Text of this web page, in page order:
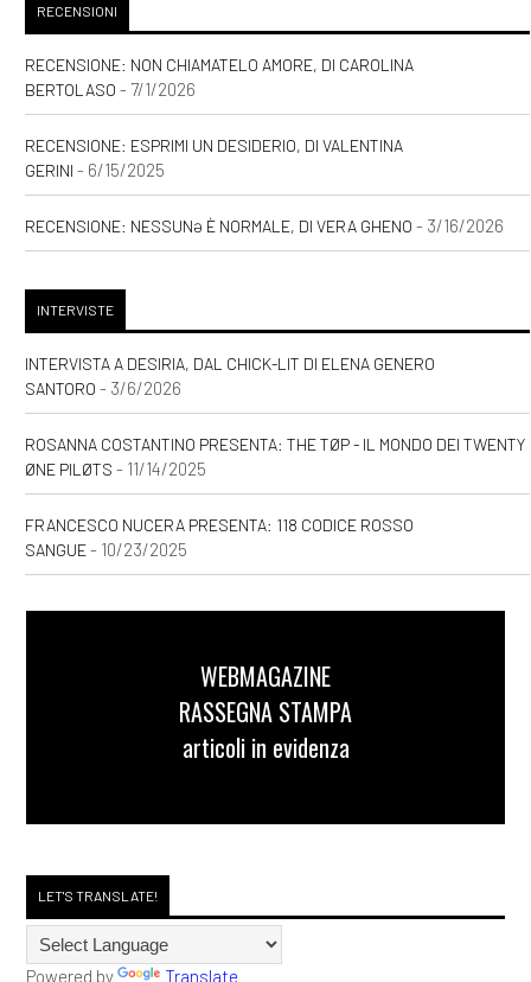
RECENSIONI
RECENSIONE: NON CHIAMATELO AMORE, DI CAROLINA
BERTOLASO - 7/1/2026
RECENSIONE: ESPRIMI UN DESIDERIO, DI VALENTINA
GERINI - 6/15/2025
RECENSIONE: NESSUNƏ È NORMALE, DI VERA GHENO - 3/16/2026
INTERVISTE
INTERVISTA A DESIRIA, DAL CHICK-LIT DI ELENA GENERO
SANTORO - 3/6/2026
ROSANNA COSTANTINO PRESENTA: THE TØP - IL MONDO DEI TWENTY
ØNE PILØTS - 11/14/2025
FRANCESCO NUCERA PRESENTA: 118 CODICE ROSSO
SANGUE- 10/23/2025
WEBMAGAZINE
RASSEGNA STAMPA
articoli in evidenza
LET'S TRANSLATE!
Powered by Translate